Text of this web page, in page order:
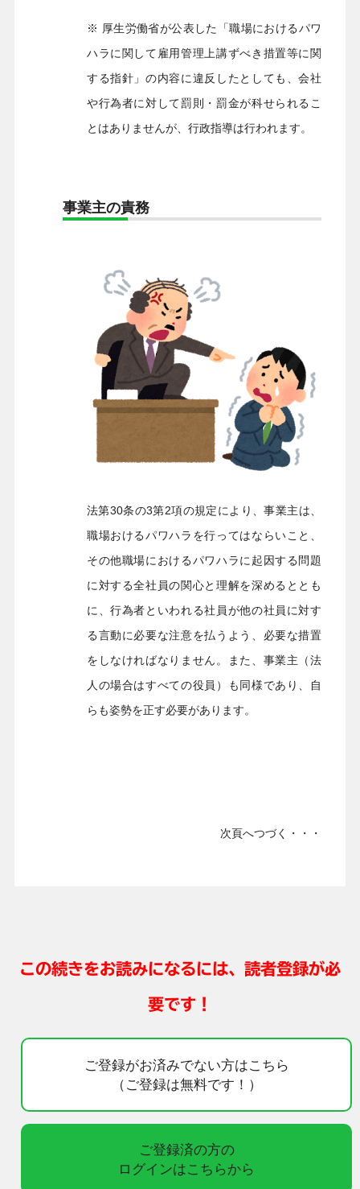
※ 厚生労働省が公表した「職場におけるパワ
ハラに関して雇用管理上講ずべき措置等に関
する指針」の内容に違反したとしても、会社
や行為者に対して罰則・罰金が科せられるこ
とはありませんが、行政指導は行われます。
事業主の責務
法第30条の3第2項の規定により、事業主は、
職場おけるパワハラを行ってはならいこと、
その他職場におけるパワハラに起因する問題
に対する全社員の関心と理解を深めるととも
に、行為者といわれる社員が他の社員に対す
る言動に必要な注意を払うよう、必要な措置
をしなければなりません。また、事業主（法
人の場合はすべての役員）も同様であり、自
らも姿勢を正す必要があります。
次頁へつづく・・・
この続きをお読みになるには、読者登録が必
要です！
ご登録がお済みでない方はこちら
（ご登録は無料です！）
ご登録済の方の
ログインはこちらから